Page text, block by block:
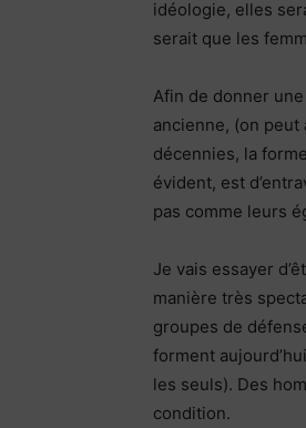
idéologie, elles
serait que les
Afin de donner
ancienne, (on
décennies, la
évident, est
pas comme leurs
Je vais essayer
manière très
groupes de
forment
les seuls). Des
condition.